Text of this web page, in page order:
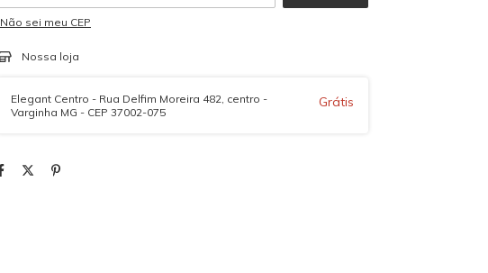
Não sei meu CEP
Nossa loja
Elegant Centro - Rua Delfim Moreira 482, centro -
Varginha MG - CEP 37002-075
Grátis